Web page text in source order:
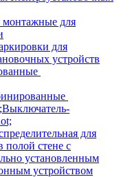
для
для
устройств
для
полой стене с
установленным
устройством